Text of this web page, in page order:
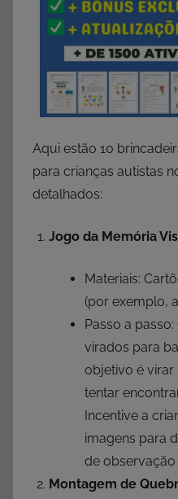
Aqui estão 10
para crianças autistas
detalhados:
Jogo da Memória
Materiais:
(por exemplo,
Passo a
virados para
objetivo é virar
tentar
Incentive a
imagens para
de observação
Montagem de